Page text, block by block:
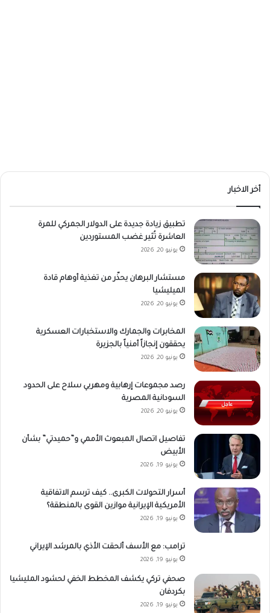
أخر الاخبار
تطبيق زيادة جديدة على الدولار الجمركي للمرة
العاشرة تُثير غضب المستوردين
يونيو 20, 2026
مستشار البرهان يحذّر من تغذية أوهام قادة
الميليشيا
يونيو 20, 2026
المخابرات والجمارك والاستخبارات العسكرية
يحققون إنجازاً أمنياً بالجزيرة
يونيو 20, 2026
رصد مجموعات إرهابية ومهربي سلاح على الحدود
السودانية المصرية
يونيو 20, 2026
تفاصيل اتصال المبعوث الأممي و”حميدتي” بشأن
الأبيض
يونيو 19, 2026
أسرار التحولات الكبرى.. كيف ترسم الاتفاقية
الأمريكية الإيرانية موازين القوى بالمنطقة؟
يونيو 19, 2026
ترامب: مع الأسف ألحقت الأذي بالمرشد الإيراني
يونيو 19, 2026
صحفي تركي يكشف المخطط الخفي لحشود المليشيا
بكردفان
يونيو 19, 2026